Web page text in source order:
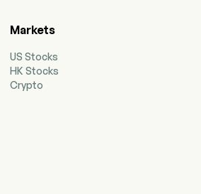
Markets
US Stocks
HK Stocks
Crypto